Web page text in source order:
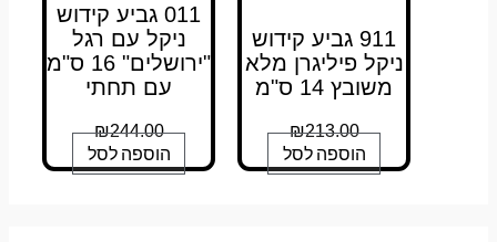
911 גביע קידוש
ניקל פיליגרן מלא
משובץ 14 ס"מ
₪213.00
הוספה לסל
011 גביע קידוש
ניקל עם רגל
"ירושלים" 16 ס"מ
עם תחתי
₪244.00
הוספה לסל